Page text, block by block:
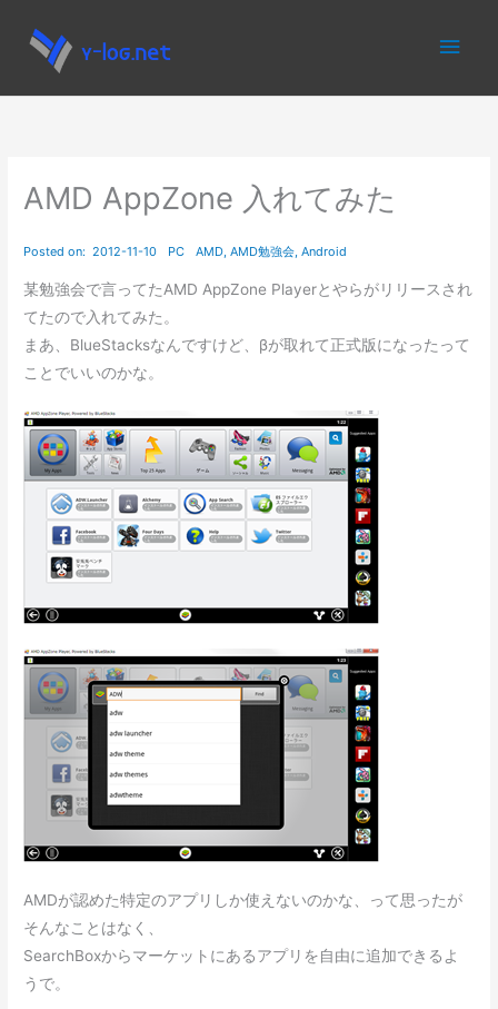
ス
メ
イ
ュ
AMD AppZone 入れてみた
某勉強会で言ってたAMD AppZone Playerとやらがリリースされ
てたので入れてみた。
まあ、BlueStacksなんですけど、βが取れて正式版になったって
ことでいいのかな。
AMDが認めた特定のアプリしか使えないのかな、って思ったが
そんなことはなく、
SearchBoxからマーケットにあるアプリを自由に追加できるよ
うで。